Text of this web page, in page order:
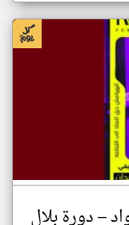
– دورة بلال